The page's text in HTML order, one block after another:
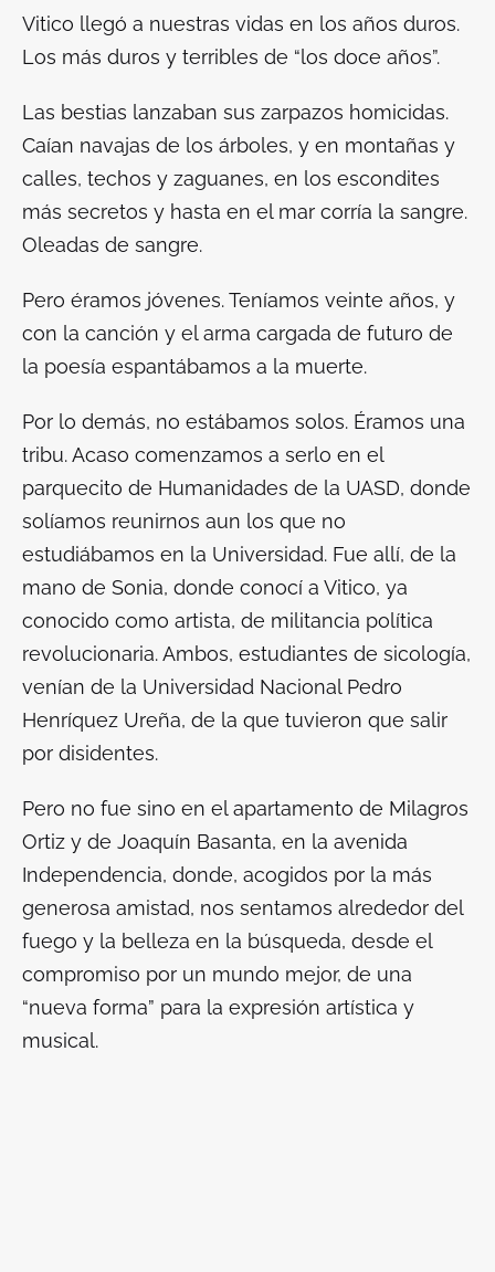
Vitico llegó a nuestras vidas en los años duros.
Los más duros y terribles de “los doce años”.
Las bestias lanzaban sus zarpazos homicidas.
Caían navajas de los árboles, y en montañas y
calles, techos y zaguanes, en los escondites
más secretos y hasta en el mar corría la sangre.
Oleadas de sangre.
Pero éramos jóvenes. Teníamos veinte años, y
con la canción y el arma cargada de futuro de
la poesía espantábamos a la muerte.
Por lo demás, no estábamos solos. Éramos una
tribu. Acaso comenzamos a serlo en el
parquecito de Humanidades de la UASD, donde
solíamos reunirnos aun los que no
estudiábamos en la Universidad. Fue allí, de la
mano de Sonia, donde conocí a Vitico, ya
conocido como artista, de militancia política
revolucionaria. Ambos, estudiantes de sicología,
venían de la Universidad Nacional Pedro
Henríquez Ureña, de la que tuvieron que salir
por disidentes.
Pero no fue sino en el apartamento de Milagros
Ortiz y de Joaquín Basanta, en la avenida
Independencia, donde, acogidos por la más
generosa amistad, nos sentamos alrededor del
fuego y la belleza en la búsqueda, desde el
compromiso por un mundo mejor, de una
“nueva forma” para la expresión artística y
musical.